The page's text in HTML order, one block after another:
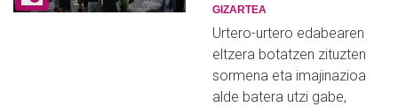
GIZARTEA
Urtero-urtero edabearen
eltzera botatzen zituzten
sormena eta imajinazioa
alde batera utzi gabe,